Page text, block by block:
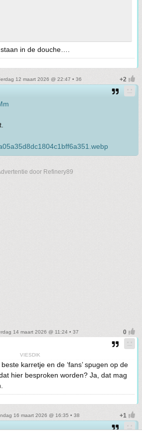
in de douche….
12 maart 2026 @ 22:47 • 36
door Refinery89
14 maart 2026 @ 11:24 • 37
VIESDIK
karretje en de ‘fans’ spugen op de
hier besproken worden? Ja, dat mag
16 maart 2026 @ 16:35 • 38